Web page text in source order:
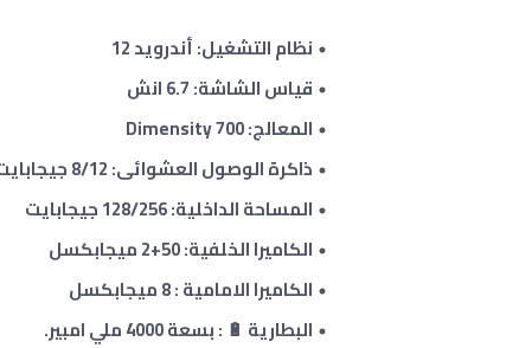
نظام التشغيل: أندرويد 12
قياس الشاشة: 6.7 انش
المعالج: Dimensity 700
ذاكرة الوصول العشوائى: 8/12 جيجابايت
المساحة الداخلية: 128/256 جيجابايت
الكاميرا الخلفية: 50+2 ميجابكسل
الكاميرا الامامية : 8 ميجابكسل
البطارية 🔋 : بسعة 4000 ملي امبير.